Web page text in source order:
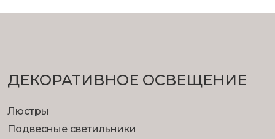
ДЕКОРАТИВНОЕ ОСВЕЩЕНИЕ
Люстры
Подвесные светильники